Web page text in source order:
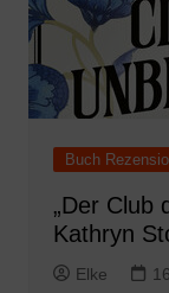
Buch
„Der Club
Kathryn
Elke